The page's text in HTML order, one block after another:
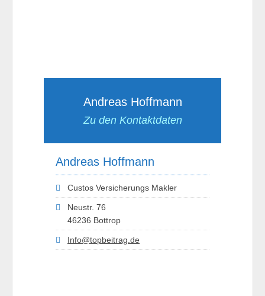
Andreas Hoffmann
Zu den Kontaktdaten
Andreas Hoffmann
Custos Versicherungs Makler
Neustr. 76
46236 Bottrop
Info@topbeitrag.de